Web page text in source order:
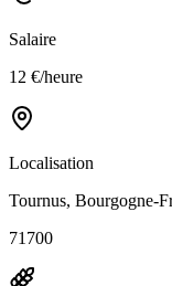
Salaire
12 €/heure
Localisation
Tournus, Bourgogne-
71700